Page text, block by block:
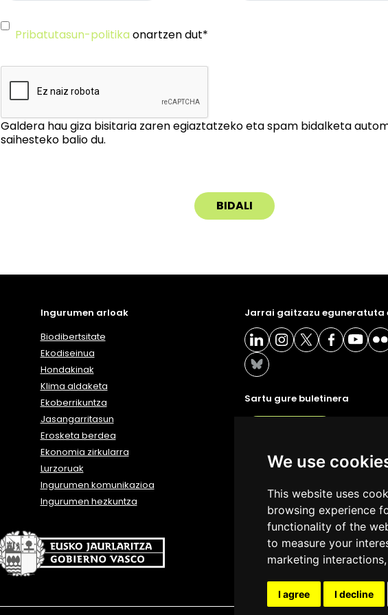
We use
This website uses
browsing experience
functionality of the
to measure your
marketing interactions,
I agree I decline
Pribatutasun-politika onartzen dut*
Galdera hau giza bisitaria zaren egiaztatzeko eta spam bidalketa
saihesteko balio du.
Ingurumen arloak
Biodibertsitate
Ekodiseinua
Hondakinak
Klima aldaketa
Ekoberrikuntza
Jasangarritasun
Erosketa berdea
Ekonomia zirkularra
Lurzoruak
Ingurumen komunikazioa
Ingurumen hezkuntza
Jarrai gaitzazu eguneratuta
Sartu gure buletinera